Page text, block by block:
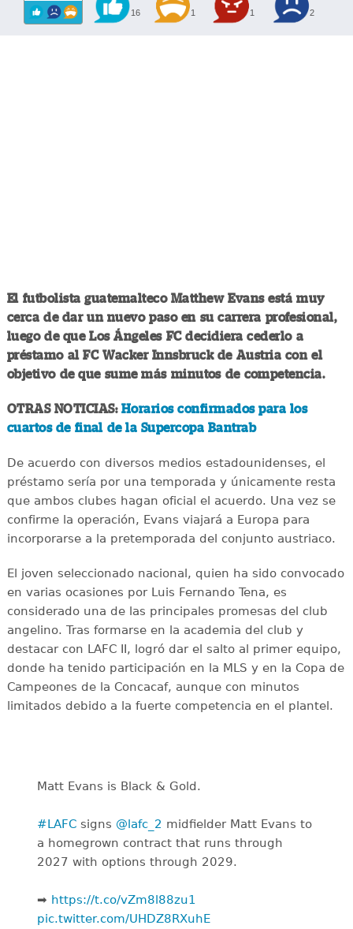
16 1 1 2
El futbolista guatemalteco Matthew Evans está muy
cerca de dar un nuevo paso en su carrera profesional,
luego de que Los Ángeles FC decidiera cederlo a
préstamo al FC Wacker Innsbruck de Austria con el
objetivo de que sume más minutos de competencia.
OTRAS NOTICIAS: Horarios confirmados para los
cuartos de final de la Supercopa Bantrab
De acuerdo con diversos medios estadounidenses, el
préstamo sería por una temporada y únicamente resta
que ambos clubes hagan oficial el acuerdo. Una vez se
confirme la operación, Evans viajará a Europa para
incorporarse a la pretemporada del conjunto austriaco.
El joven seleccionado nacional, quien ha sido convocado
en varias ocasiones por Luis Fernando Tena, es
considerado una de las principales promesas del club
angelino. Tras formarse en la academia del club y
destacar con LAFC II, logró dar el salto al primer equipo,
donde ha tenido participación en la MLS y en la Copa de
Campeones de la Concacaf, aunque con minutos
limitados debido a la fuerte competencia en el plantel.
Matt Evans is Black & Gold.
#LAFC signs @lafc_2 midfielder Matt Evans to
a homegrown contract that runs through
2027 with options through 2029.
➡️ https://t.co/vZm8l88zu1
pic.twitter.com/UHDZ8RXuhE